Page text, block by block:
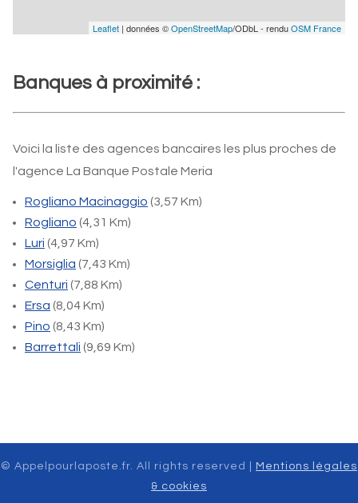
Leaflet | données ©OpenStreetMap/ODbL - renduOSM France
Banques à proximité :
Voici la liste des agences bancaires les plus proches de
l'agence La Banque Postale Meria
Rogliano Macinaggio (3,57 Km)
Rogliano (4,31 Km)
Luri (4,97 Km)
Morsiglia (7,43 Km)
Centuri (7,88 Km)
Ersa (8,04 Km)
Pino (8,43 Km)
Barrettali (9,69 Km)
© Appelpourlaposte.fr. All rights reserved |
Mentions légales
& cookies